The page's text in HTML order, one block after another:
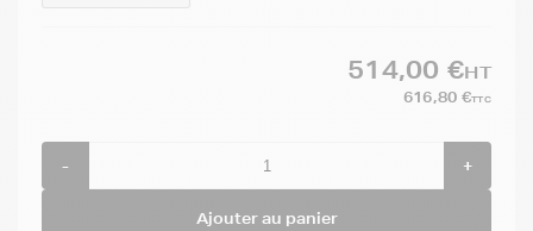
514,00 €HT
616,80 €TTC
- +
Ajouter au panier